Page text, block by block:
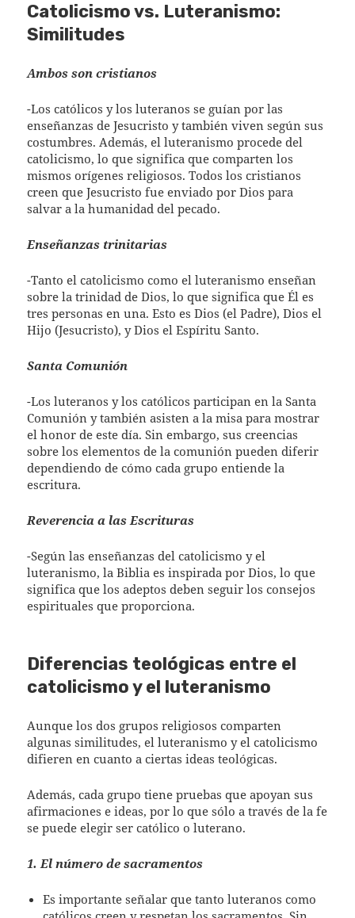
Catolicismo vs. Luteranismo:
Similitudes
Ambos son cristianos
-Los católicos y los luteranos se guían por las
enseñanzas de Jesucristo y también viven según sus
costumbres. Además, el luteranismo procede del
catolicismo, lo que significa que comparten los
mismos orígenes religiosos. Todos los cristianos
creen que Jesucristo fue enviado por Dios para
salvar a la humanidad del pecado.
Enseñanzas trinitarias
-Tanto el catolicismo como el luteranismo enseñan
sobre la trinidad de Dios, lo que significa que Él es
tres personas en una. Esto es Dios (el Padre), Dios el
Hijo (Jesucristo), y Dios el Espíritu Santo.
Santa Comunión
-Los luteranos y los católicos participan en la Santa
Comunión y también asisten a la misa para mostrar
el honor de este día. Sin embargo, sus creencias
sobre los elementos de la comunión pueden diferir
dependiendo de cómo cada grupo entiende la
escritura.
Reverencia a las Escrituras
-Según las enseñanzas del catolicismo y el
luteranismo, la Biblia es inspirada por Dios, lo que
significa que los adeptos deben seguir los consejos
espirituales que proporciona.
Diferencias teológicas entre el
catolicismo y el luteranismo
Aunque los dos grupos religiosos comparten
algunas similitudes, el luteranismo y el catolicismo
difieren en cuanto a ciertas ideas teológicas.
Además, cada grupo tiene pruebas que apoyan sus
afirmaciones e ideas, por lo que sólo a través de la fe
se puede elegir ser católico o luterano.
1. El número de sacramentos
Es importante señalar que tanto luteranos como